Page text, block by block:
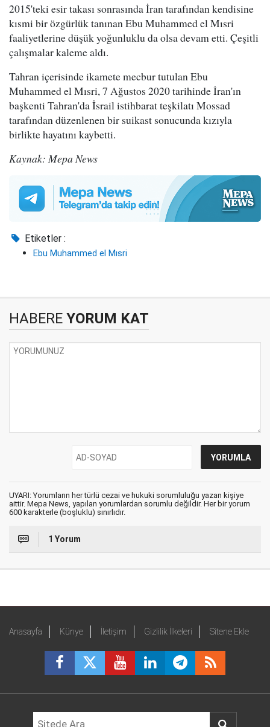
2015'teki esir takası sonrasında İran tarafından kendisine
kısmi bir özgürlük tanınan Ebu Muhammed el Mısri
faaliyetlerine düşük yoğunluklu da olsa devam etti. Çeşitli
çalışmalar kaleme aldı.
Tahran içerisinde ikamete mecbur tutulan Ebu
Muhammed el Mısri, 7 Ağustos 2020 tarihinde İran'ın
başkenti Tahran'da İsrail istihbarat teşkilatı Mossad
tarafından düzenlenen bir suikast sonucunda kızıyla
birlikte hayatını kaybetti.
Kaynak: Mepa News
Etiketler :
Ebu Muhammed el Mısri
HABERE YORUM KAT
UYARI: Yorumların her türlü cezai ve hukuki sorumluluğu yazan kişiye
aittir. Mepa News, yapılan yorumlardan sorumlu değildir. Her bir yorum
600 karakterle (boşluklu) sınırlıdır.
1 Yorum
Anasayfa Künye İletişim Gizlilik İlkeleri Sitene Ekle